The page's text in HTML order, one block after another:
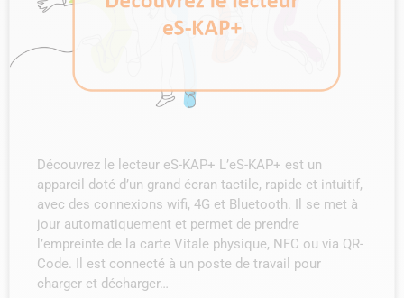
Découvrez le lecteur eS-KAP+ L’eS-KAP+ est un
appareil doté d’un grand écran tactile, rapide et intuitif,
avec des connexions wifi, 4G et Bluetooth. Il se met à
jour automatiquement et permet de prendre
l’empreinte de la carte Vitale physique, NFC ou via QR-
Code. Il est connecté à un poste de travail pour
charger et décharger…